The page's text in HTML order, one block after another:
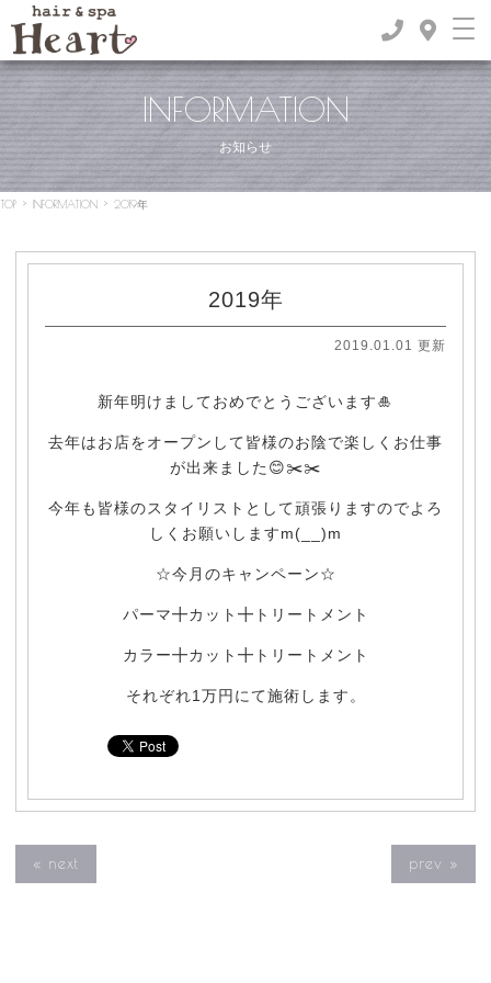
INFORMATION
お知らせ
TOP > INFORMATION > 2019年
2019年
2019.01.01 更新
新年明けましておめでとうございます🎍
去年はお店をオープンして皆様のお陰で楽しくお仕事
が出来ました😊✂️✂️
今年も皆様のスタイリストとして頑張りますのでよろ
しくお願いしますm(__)m
☆今月のキャンペーン☆
パーマ╋カット╋トリートメント
カラー╋カット╋トリートメント
それぞれ1万円にて施術します。
« next prev »